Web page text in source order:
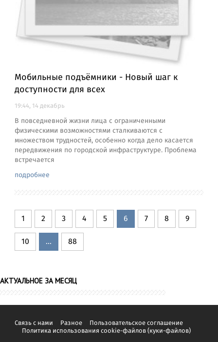
Мобильные подъёмники - Новый шаг к
доступности для всех
19:44, 14 декабрь
В повседневной жизни лица с ограниченными
физическими возможностями сталкиваются с
множеством трудностей, особенно когда дело касается
передвижения по городской инфраструктуре. Проблема
встречается
подробнее
1 2 3 4 5 6 7 8
9
10
... 88
АКТУАЛЬНОЕ ЗА МЕСЯЦ
Связь с нами Разное Пользовательское соглашение
Политика использования cookie-файлов (куки-файлов)